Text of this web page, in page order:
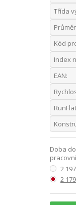
Třída
Kód
Index
EAN:
Doba
2
2